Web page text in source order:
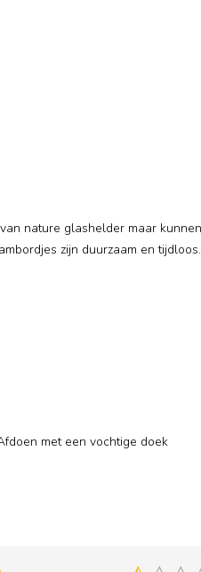
nature glashelder maar
zijn duurzaam en
met een vochtige doek